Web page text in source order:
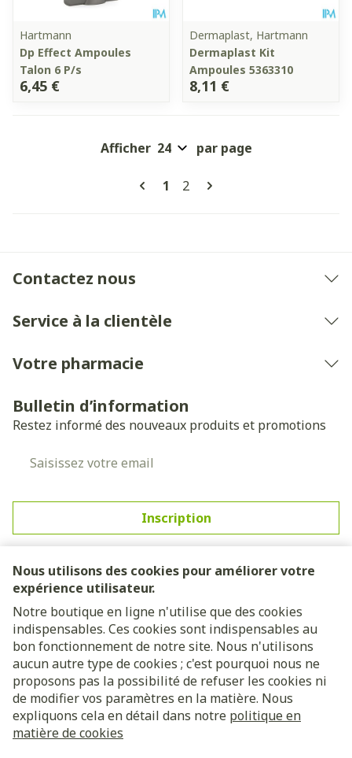
Nous utilisons des cookies pour améliorer votre
expérience utilisateur.
Notre boutique en ligne n'utilise que des cookies
indispensables. Ces cookies sont indispensables au
bon fonctionnement de notre site. Nous n'utilisons
aucun autre type de cookies ; c'est pourquoi nous ne
proposons pas la possibilité de refuser les cookies ni
de modifier vos paramètres en la matière. Nous
expliquons cela en détail dans notre politique en
matière de cookies
Hartmann
Dp Effect Ampoules
Talon 6 P/s
6,45 €
Dermaplast, Hartmann
Dermaplast Kit
Ampoules 5363310
8,11 €
Pages
Vous lisez actuellement la
1 Page
2
Afficher par page
Contactez nous
Service à la clientèle
Votre pharmacie
Bulletin d’information
Restez informé des nouveaux produits et promotions
Inscription
En cliquant sur s'abonner, vous vous abonnez à notre
newsletter et acceptez notrepolitique de confidentialité.
Liens légaux